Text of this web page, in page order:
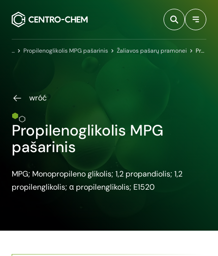
Pagrindinis puslapis
Propilenoglikolis MPG pašarinis Žaliavos pašarų pramonei Propilenoglikolis MPG pašarinis
wróć
Propilenoglikolis MPG
pašarinis
MPG; Monopropileno glikolis; 1,2 propandiolis; 1,2
propilenglikolis; α propilenglikolis; E1520